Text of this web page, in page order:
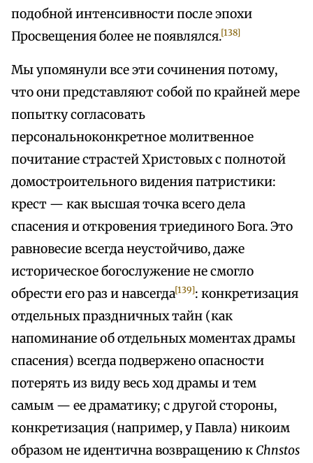
подобной интенсивности после эпохи
Просвещения более не появлялся.[138]
Мы упомянули все эти сочинения потому,
что они представляют собой по крайней мере
попытку согласовать
персональноконкретное молитвенное
почитание страстей Христовых с полнотой
домостроительного видения патристики:
крест — как высшая точка всего дела
спасения и откровения триединого Бога. Это
равновесие всегда неустойчиво, даже
историческое богослужение не смогло
обрести его раз и навсегда[139]: конкретизация
отдельных праздничных тайн (как
напоминание об отдельных моментах драмы
спасения) всегда подвержено опасности
потерять из виду весь ход драмы и тем
самым — ее драматику; с другой стороны,
конкретизация (например, у Павла) никоим
образом не идентична возвращению к Chnstos